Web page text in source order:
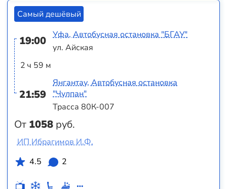
Самый дешёвый
19:00
2 ч 59 м
21:59
От 1058 руб.
Уфа, Автобусная остановка "БГАУ"
ул. Айская
Янгантау, Автобусная остановка
"Чулпан"
Трасса 80К-007
ИП Ибрагимов И.Ф.
4.5
2